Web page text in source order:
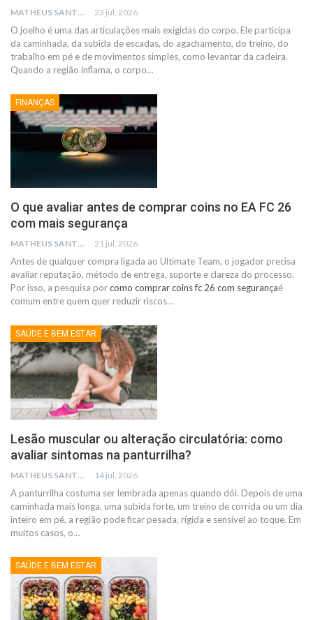
MATHEUS SANTOS 23 jul, 2026
O joelho é uma das articulações mais exigidas do corpo. Ele participa
da caminhada, da subida de escadas, do agachamento, do treino, do
trabalho em pé e de movimentos simples, como levantar da cadeira.
Quando a região inflama, o corpo…
FINANÇAS
O que avaliar antes de comprar coins no EA FC 26
com mais segurança
MATHEUS SANTOS 21 jul, 2026
Antes de qualquer compra ligada ao Ultimate Team, o jogador precisa
avaliar reputação, método de entrega, suporte e clareza do processo.
Por isso, a pesquisa porcomo comprar coins fc 26 com segurançaé
comum entre quem quer reduzir riscos…
SAÚDE E BEM ESTAR
Lesão muscular ou alteração circulatória: como
avaliar sintomas na panturrilha?
MATHEUS SANTOS 14 jul, 2026
A panturrilha costuma ser lembrada apenas quando dói. Depois de uma
caminhada mais longa, uma subida forte, um treino de corrida ou um dia
inteiro em pé, a região pode ficar pesada, rígida e sensível ao toque. Em
muitos casos, o…
SAÚDE E BEM ESTAR